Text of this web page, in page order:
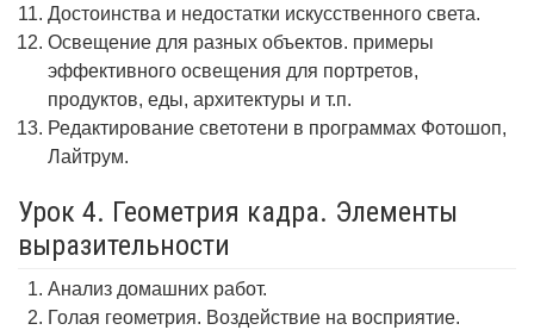
Достоинства и недостатки искусственного света.
Освещение для разных объектов. примеры
эффективного освещения для портретов,
продуктов, еды, архитектуры и т.п.
Редактирование светотени в программах Фотошоп,
Лайтрум.
Урок 4. Геометрия кадра. Элементы
выразительности
Анализ домашних работ.
Голая геометрия. Воздействие на восприятие.